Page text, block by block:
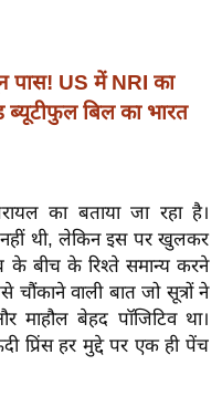
पास! US में NRI का
बिल का भारत
का बताया जा रहा है।
नहीं थी, लेकिन इस पर खुलकर
बीच के रिश्ते समान्य करने
वाली बात जो सूत्रों ने
माहौल बेहद पॉजिटिव था।
प्रिंस हर मुद्दे पर एक ही पेंच